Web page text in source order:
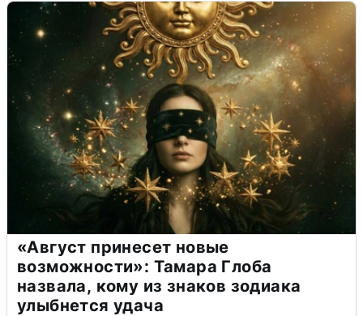
«Август принесет новые
возможности»: Тамара Глоба
назвала, кому из знаков зодиака
улыбнется удача